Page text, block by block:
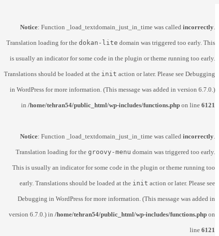
Notice: Function _load_textdomain_just_in_time was called incorrectly.
Translation loading for the dokan-lite domain was triggered too early. This
is usually an indicator for some code in the plugin or theme running too early.
Translations should be loaded at the init action or later. Please see Debugging
in WordPress for more information. (This message was added in version 6.7.0.)
in /home/tehran54/public_html/wp-includes/functions.php on line 6121
Notice: Function _load_textdomain_just_in_time was called incorrectly.
Translation loading for the groovy-menu domain was triggered too early.
This is usually an indicator for some code in the plugin or theme running too
early. Translations should be loaded at the init action or later. Please see
Debugging in WordPress for more information. (This message was added in
version 6.7.0.) in /home/tehran54/public_html/wp-includes/functions.php on
line 6121